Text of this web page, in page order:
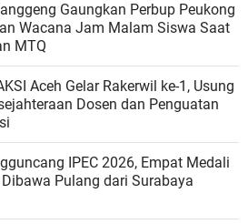
Gaungkan Perbup Peukong
Wacana Jam Malam Siswa Saat
MTQ
Aceh Gelar Rakerwil ke-1, Usung
Dosen dan Penguatan
IPEC 2026, Empat Medali
Pulang dari Surabaya